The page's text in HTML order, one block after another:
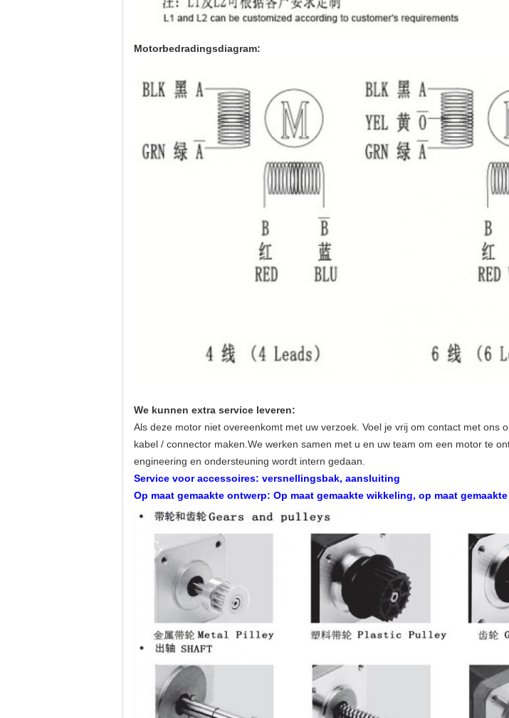
Motorbedradingsdiagram:
We kunnen extra service leveren:
Als deze motor niet overeenkomt met uw verzoek. Voel je vrij om contact met
kabel / connector maken.We werken samen met u en uw team om een motor te
engineering en ondersteuning wordt intern gedaan.
Service voor accessoires: versnellingsbak, aansluiting
Op maat gemaakte ontwerp: Op maat gemaakte wikkeling, op maat